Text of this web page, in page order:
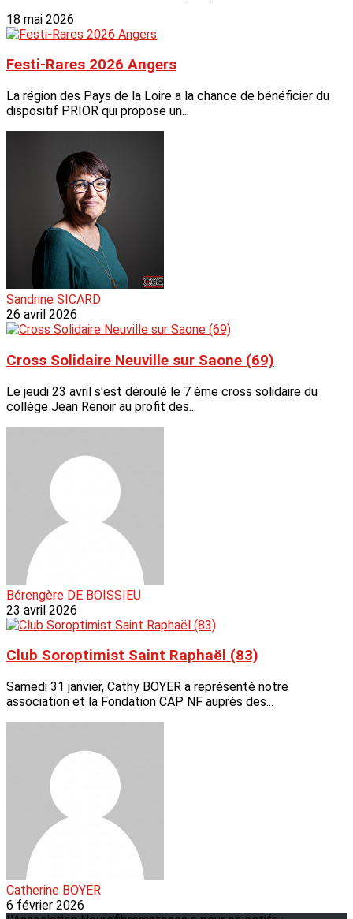
18 mai 2026
Festi-Rares 2026 Angers
La région des Pays de la Loire a la chance de bénéficier du
dispositif PRIOR qui propose un...
Sandrine SICARD
26 avril 2026
Cross Solidaire Neuville sur Saone (69)
Le jeudi 23 avril s'est déroulé le 7 ème cross solidaire du
collège Jean Renoir au profit des...
Bérengère DE BOISSIEU
23 avril 2026
Club Soroptimist Saint Raphaël (83)
Samedi 31 janvier, Cathy BOYER a représenté notre
association et la Fondation CAP NF auprès des...
Catherine BOYER
6 février 2026